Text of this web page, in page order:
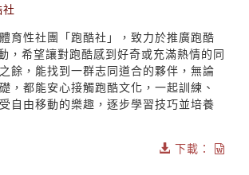
育性社團「跑酷社」，致力於推廣跑酷
，希望讓對跑酷感到好奇或充滿熱情的同
餘，能找到一群志同道合的夥伴，無論
，都能安心接觸跑酷文化，一起訓練、
自由移動的樂趣，逐步學習技巧並培養
下載：